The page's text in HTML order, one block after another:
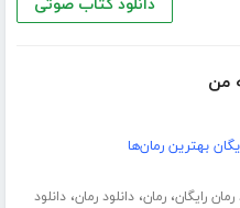
دانلود کتاب صوتی
من
بهترین رمان‌ها
رمان رایگان،رمان،دانلود رمان،دانلود